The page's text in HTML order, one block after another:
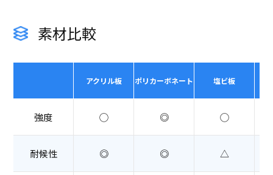
素材比較
アクリル板 ポリカーボネート 塩ビ板
強度 ◯ ◎ ◯
耐候性 ◎ ◎ △